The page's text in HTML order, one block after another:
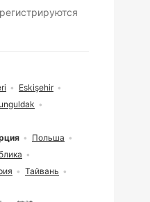
Польша
Тайвань
Eskişehir